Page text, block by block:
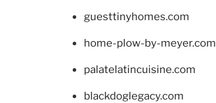
guesttinyhomes.com
home-plow-by-meyer.com
palatelatincuisine.com
blackdoglegacy.com